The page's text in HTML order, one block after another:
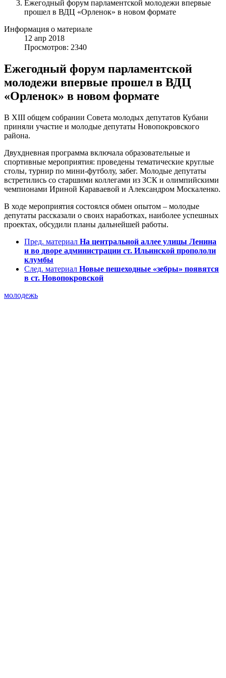
Ежегодный форум парламентской молодежи впервые
прошел в ВДЦ «Орленок» в новом формате
Информация о материале
12 апр 2018
Просмотров: 2340
Ежегодный форум парламентской
молодежи впервые прошел в ВДЦ
«Орленок» в новом формате
В XIII общем собрании Совета молодых депутатов Кубани
приняли участие и молодые депутаты Новопокровского
района.
Двухдневная программа включала образовательные и
спортивные мероприятия: проведены тематические круглые
столы, турнир по мини-футболу, забег. Молодые депутаты
встретились со старшими коллегами из ЗСК и олимпийскими
чемпионами Ириной Караваевой и Александром Москаленко.
В ходе мероприятия состоялся обмен опытом – молодые
депутаты рассказали о своих наработках, наиболее успешных
проектах, обсудили планы дальнейшей работы.
Пред. материал На центральной аллее улицы Ленина
и во дворе администрации ст. Ильинской пропололи
клумбы
След. материал Новые пешеходные «зебры» появятся
в ст. Новопокровской
молодежь